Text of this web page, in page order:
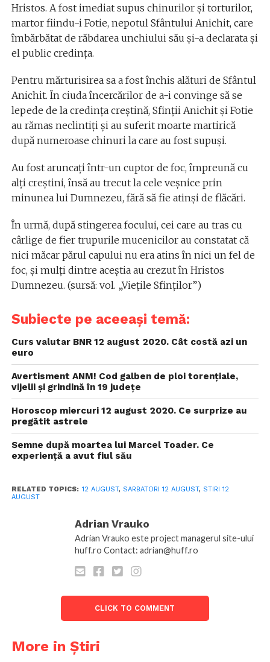
Hristos. A fost imediat supus chinurilor şi torturilor,
martor fiindu-i Fotie, nepotul Sfântului Anichit, care
îmbărbătat de răbdarea unchiului său şi-a declarata şi
el public credinţa.
Pentru mărturisirea sa a fost închis alături de Sfântul
Anichit. În ciuda încercărilor de a-i convinge să se
lepede de la credinţa creştină, Sfinţii Anichit şi Fotie
au rămas neclintiţi şi au suferit moarte martirică
după numeroase chinuri la care au fost supuşi.
Au fost aruncaţi într-un cuptor de foc, împreună cu
alţi creştini, însă au trecut la cele veşnice prin
minunea lui Dumnezeu, fără să fie atinşi de flăcări.
În urmă, după stingerea focului, cei care au tras cu
cârlige de fier trupurile mucenicilor au constatat că
nici măcar părul capului nu era atins în nici un fel de
foc, şi mulţi dintre aceştia au crezut în Hristos
Dumnezeu. (sursă: vol. „Vieţile Sfinţilor”)
Subiecte pe aceeași temă:
Curs valutar BNR 12 august 2020. Cât costă azi un
euro
Avertisment ANM! Cod galben de ploi torenţiale,
vijelii şi grindină în 19 judeţe
Horoscop miercuri 12 august 2020. Ce surprize au
pregătit astrele
Semne după moartea lui Marcel Toader. Ce
experiență a avut fiul său
RELATED TOPICS: 12 AUGUST, SARBATORI 12 AUGUST, STIRI 12
AUGUST
Adrian Vrauko
Adrian Vrauko este project managerul site-ului
huff.ro Contact: adrian@huff.ro
CLICK TO COMMENT
More in Știri